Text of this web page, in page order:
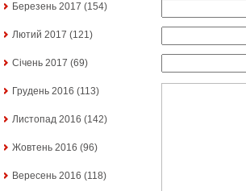
Березень 2017 (154)
Лютий 2017 (121)
Січень 2017 (69)
Грудень 2016 (113)
Листопад 2016 (142)
Жовтень 2016 (96)
Вересень 2016 (118)